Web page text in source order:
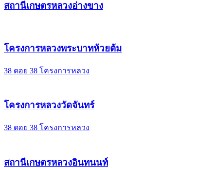
สถานีเกษตรหลวงอ่างขาง
โครงการหลวงพระบาทห้วยต้ม
38 ดอย 38 โครงการหลวง
โครงการหลวงวัดจันทร์
38 ดอย 38 โครงการหลวง
สถานีเกษตรหลวงอินทนนท์